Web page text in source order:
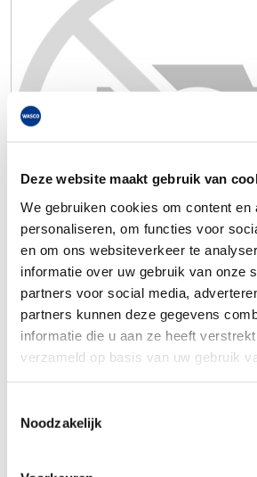
Deze website maakt gebruik van
We gebruiken cookies om content en
personaliseren, om functies voor
en om ons websiteverkeer te
informatie over uw gebruik van onze
partners voor social media,
partners kunnen deze gegevens
informatie die u aan ze heeft
verzameld op basis van uw gebruik
Noodzakelijk